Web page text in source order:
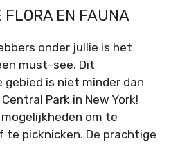
EN FAUNA
onder jullie is het
must-see. Dit
is niet minder dan
Park in New York!
om te
te picknicken. De prachtige